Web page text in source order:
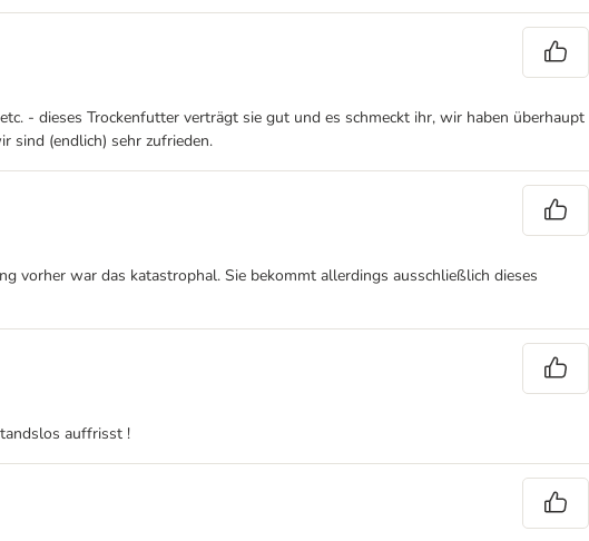
- dieses Trockenfutter verträgt sie gut und es schmeckt ihr, wir haben überhaupt
sind (endlich) sehr zufrieden.
vorher war das katastrophal. Sie bekommt allerdings ausschließlich dieses
auffrisst !